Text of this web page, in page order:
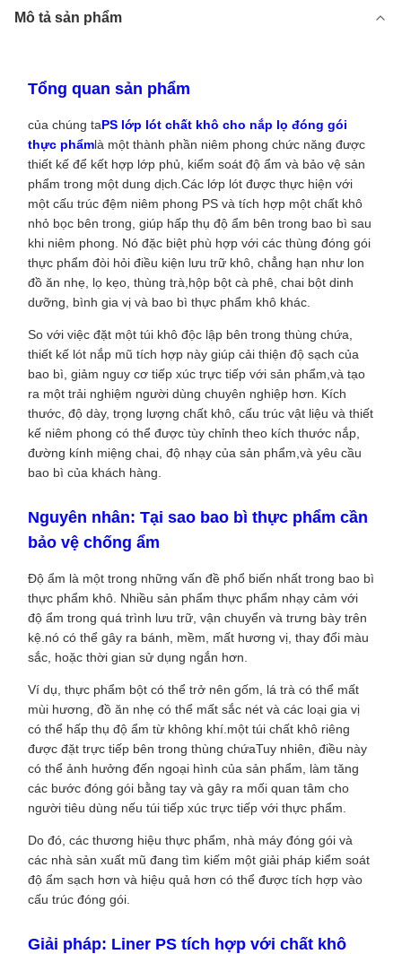
Mô tả sản phẩm
Tổng quan sản phẩm
của chúng taPS lớp lót chất khô cho nắp lọ đóng gói
thực phẩmlà một thành phần niêm phong chức năng được
thiết kế để kết hợp lớp phủ, kiểm soát độ ẩm và bảo vệ sản
phẩm trong một dung dịch.Các lớp lót được thực hiện với
một cấu trúc đệm niêm phong PS và tích hợp một chất khô
nhỏ bọc bên trong, giúp hấp thụ độ ẩm bên trong bao bì sau
khi niêm phong. Nó đặc biệt phù hợp với các thùng đóng gói
thực phẩm đòi hỏi điều kiện lưu trữ khô, chẳng hạn như lon
đồ ăn nhẹ, lọ kẹo, thùng trà,hộp bột cà phê, chai bột dinh
dưỡng, bình gia vị và bao bì thực phẩm khô khác.
So với việc đặt một túi khô độc lập bên trong thùng chứa,
thiết kế lót nắp mũ tích hợp này giúp cải thiện độ sạch của
bao bì, giảm nguy cơ tiếp xúc trực tiếp với sản phẩm,và tạo
ra một trải nghiệm người dùng chuyên nghiệp hơn. Kích
thước, độ dày, trọng lượng chất khô, cấu trúc vật liệu và thiết
kế niêm phong có thể được tùy chỉnh theo kích thước nắp,
đường kính miệng chai, độ nhạy của sản phẩm,và yêu cầu
bao bì của khách hàng.
Nguyên nhân: Tại sao bao bì thực phẩm cần
bảo vệ chống ẩm
Độ ẩm là một trong những vấn đề phổ biến nhất trong bao bì
thực phẩm khô. Nhiều sản phẩm thực phẩm nhạy cảm với
độ ẩm trong quá trình lưu trữ, vận chuyển và trưng bày trên
kệ.nó có thể gây ra bánh, mềm, mất hương vị, thay đổi màu
sắc, hoặc thời gian sử dụng ngắn hơn.
Ví dụ, thực phẩm bột có thể trở nên gốm, lá trà có thể mất
mùi hương, đồ ăn nhẹ có thể mất sắc nét và các loại gia vị
có thể hấp thụ độ ẩm từ không khí.một túi chất khô riêng
được đặt trực tiếp bên trong thùng chứaTuy nhiên, điều này
có thể ảnh hưởng đến ngoại hình của sản phẩm, làm tăng
các bước đóng gói bằng tay và gây ra mối quan tâm cho
người tiêu dùng nếu túi tiếp xúc trực tiếp với thực phẩm.
Do đó, các thương hiệu thực phẩm, nhà máy đóng gói và
các nhà sản xuất mũ đang tìm kiếm một giải pháp kiểm soát
độ ẩm sạch hơn và hiệu quả hơn có thể được tích hợp vào
cấu trúc đóng gói.
Giải pháp: Liner PS tích hợp với chất khô